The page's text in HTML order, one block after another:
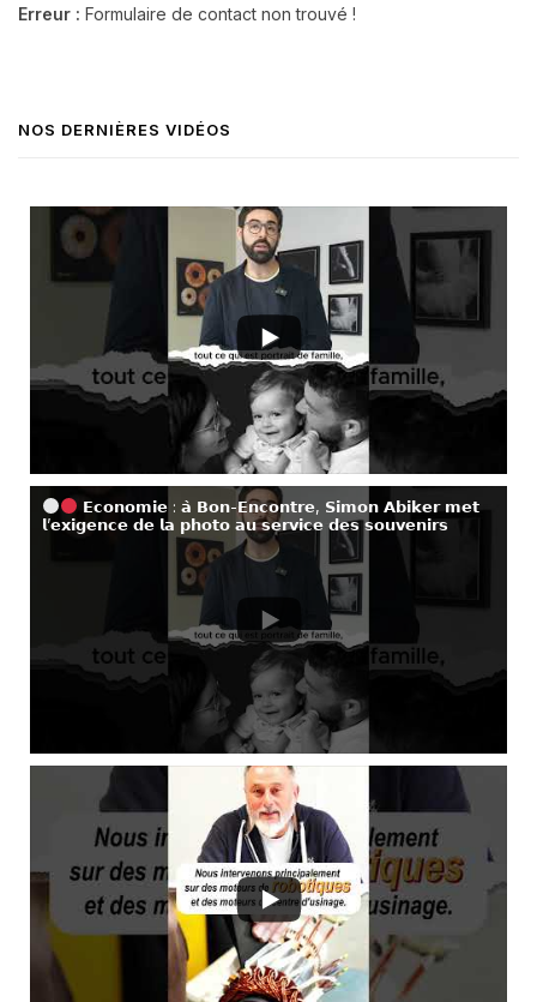
Erreur : Formulaire de contact non trouvé !
NOS DERNIÈRES VIDÉOS
𝗘𝗰𝗼𝗻𝗼𝗺𝗶𝗲 : 𝗮̀ 𝗕𝗼𝗻-𝗘𝗻𝗰𝗼𝗻𝘁𝗿𝗲, 𝗦𝗶𝗺𝗼𝗻 𝗔𝗯𝗶𝗸𝗲𝗿 𝗺𝗲𝘁
𝗹’𝗲𝘅𝗶𝗴𝗲𝗻𝗰𝗲 𝗱𝗲 𝗹𝗮 𝗽𝗵𝗼𝘁𝗼 𝗮𝘂 𝘀𝗲𝗿𝘃𝗶𝗰𝗲 𝗱𝗲𝘀 𝘀𝗼𝘂𝘃𝗲𝗻𝗶𝗿𝘀